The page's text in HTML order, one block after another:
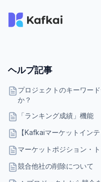
ヘルプ記事
プロジェクトのキーワー
か？
「ランキング成績」機能
【Kafkaiマーケットイン
マーケットポジション・
競合他社の削除について